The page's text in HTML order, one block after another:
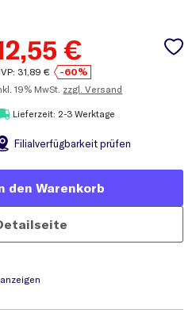
€
31,89 €
-60%
19% MwSt. zzgl. Versand
Lieferzeit: 2-3 Werktage
Filialverfügbarkeit prüfen
den Warenkorb